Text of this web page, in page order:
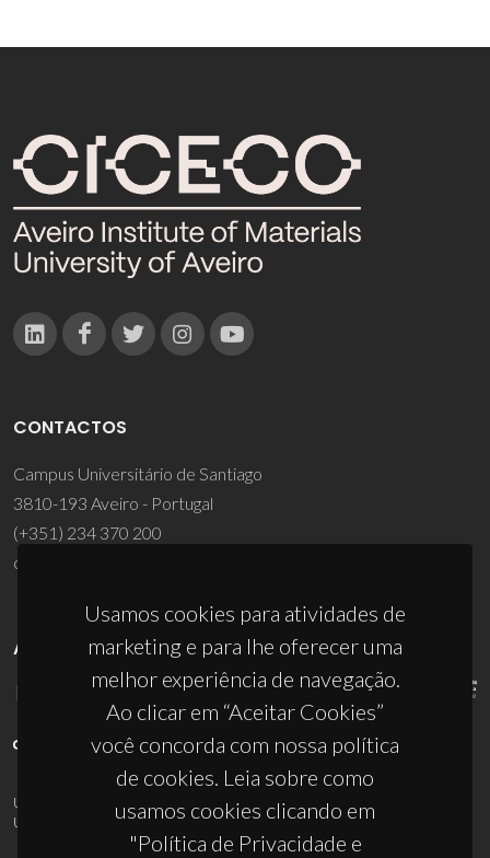
Usamos cookies para atividades de
marketing e para lhe oferecer uma
melhor experiência de navegação.
Ao clicar em “Aceitar Cookies”
você concorda com nossa política
de cookies. Leia sobre como
usamos cookies clicando em
"Política de Privacidade e
CONTACTOS
Campus Universitário de Santiago
3810-193 Aveiro - Portugal
(+351) 234 370 200
ciceco@ua.pt
APOIOS
UID/PRR/50011/2025 10.54499/UID/PRR/50011/2025
UID/PRR2/50011/2025 (DOI: 10.54499/UID/PRR2/50011/2025